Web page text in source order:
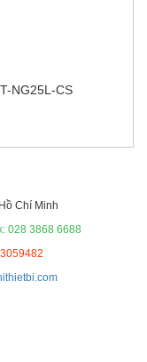
NG25L-CS
Chí Minh
028 3868 6688